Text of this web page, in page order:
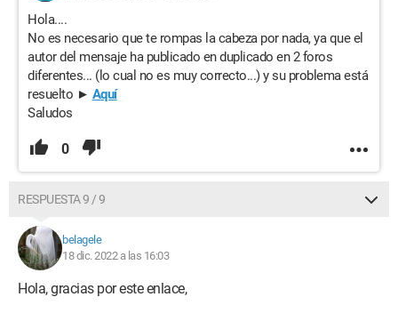
Hola....
No es necesario que te rompas la cabeza por nada, ya que el
autor del mensaje ha publicado en duplicado en 2 foros
diferentes... (lo cual no es muy correcto...) y su problema está
resuelto ► Aquí
Saludos
0
RESPUESTA 9 / 9
belagele
18 dic. 2022 a las 16:03
Hola, gracias por este enlace,